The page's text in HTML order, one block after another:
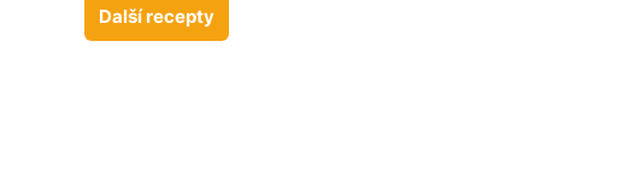
Další recepty